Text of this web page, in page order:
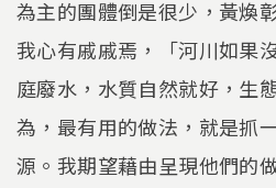
為主的團體倒是很少，黃煥
我心有戚戚焉，「河川如果
庭廢水，水質自然就好，生
為，最有用的做法，就是抓
源。我期望藉由呈現他們的